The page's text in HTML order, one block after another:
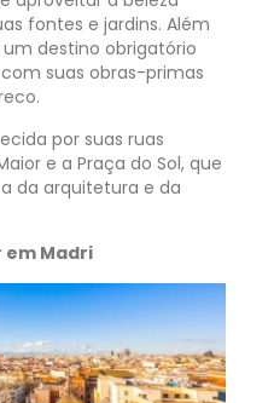
fontes e jardins. Além
um destino obrigatório
suas obras-primas
por suas ruas
e a Praça do Sol, que
da arquitetura e da
em Madri